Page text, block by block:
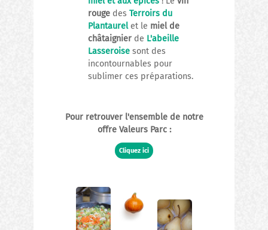
rouge desTerroirs du
Plantaurelet le miel de
châtaignier de L'abeille
Lasseroise sont des
incontournables pour
sublimer ces préparations.
Pour retrouver l'ensemble de notre
offre Valeurs Parc :
Cliquez ici